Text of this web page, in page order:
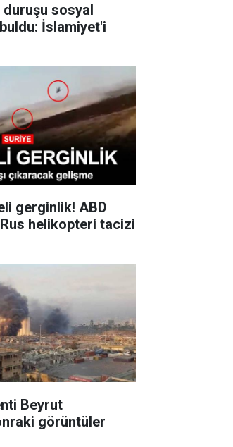
sosyal
İslamiyet'i
gerginlik! ABD
helikopteri tacizi
Beyrut
görüntüler